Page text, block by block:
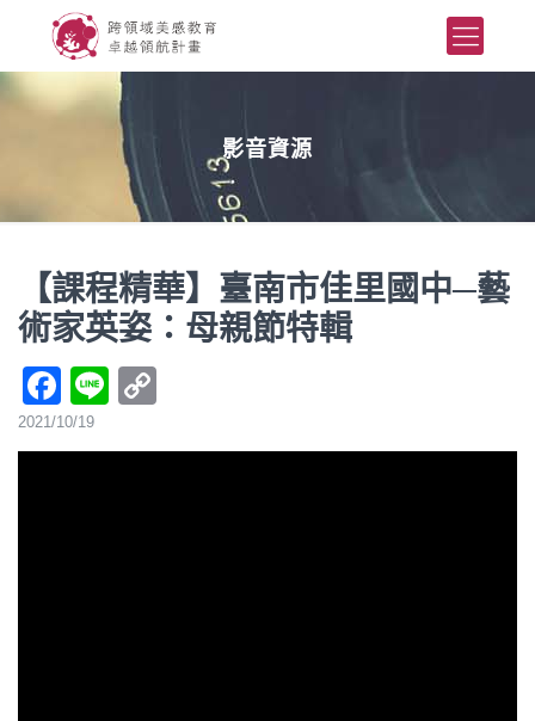
影音資源
【課程精華】臺南市佳里國中─藝
術家英姿：母親節特輯
Facebook
Line
2021/10/19